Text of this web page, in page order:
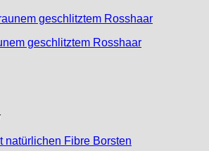
geschlitztem Rosshaar